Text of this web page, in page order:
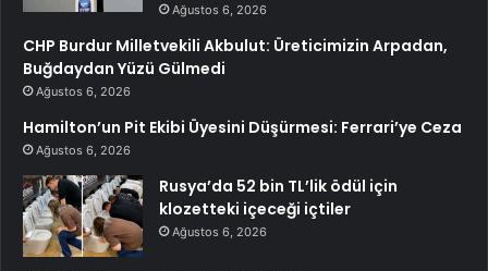
Ağustos 6, 2026
CHP Burdur Milletvekili Akbulut: Üreticimizin Arpadan,
Buğdaydan Yüzü Gülmedi
Ağustos 6, 2026
Hamilton’un Pit Ekibi Üyesini Düşürmesi: Ferrari’ye Ceza
Ağustos 6, 2026
Rusya’da 52 bin TL’lik ödül için
klozetteki içeceği içtiler
Ağustos 6, 2026